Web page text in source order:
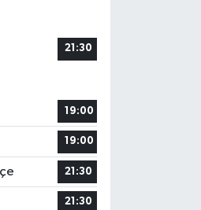
21:30
19:00
19:00
21:30
21:30